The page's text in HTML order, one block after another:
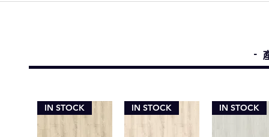
-
IN STOCK IN STOCK IN STOCK